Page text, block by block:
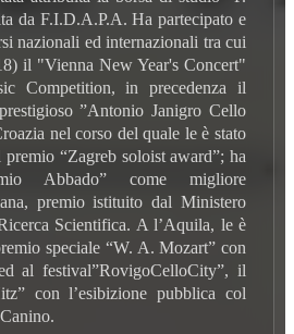
da F.I.D.A.P.A. Ha partecipato e
nazionali ed internazionali tra cui
il "Vienna New Year's Concert"
Competition, in precedenza il
”Antonio Janigro Cello
nel corso del quale le è stato
premio “Zagreb soloist award”; ha
Abbado” come migliore
premio istituito dal Ministero
Scientifica. A l’Aquila, le è
speciale “W. A. Mozart” con
al festival”RovigoCelloCity”, il
con l’esibizione pubblica col